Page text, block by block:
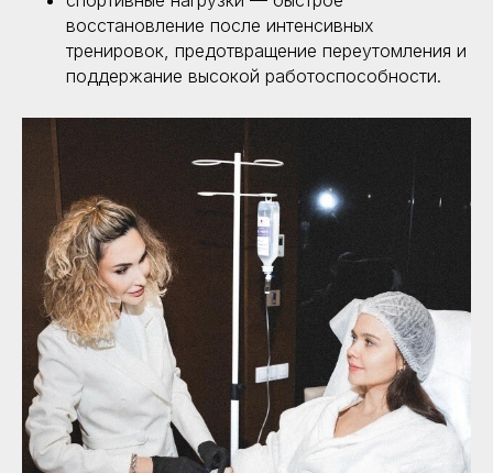
восстановление после интенсивных
тренировок, предотвращение переутомления и
поддержание высокой работоспособности.